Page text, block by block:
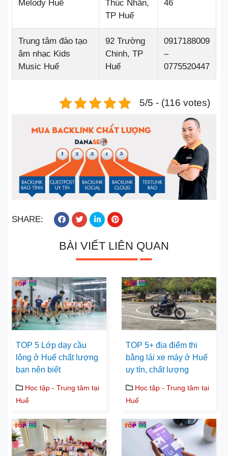
Melody Huế
Thúc Nhẫn,
TP Huế
46
Trung tâm đào tạo
âm nhạc Kids
Music Huế
92 Trường
Chinh, TP
Huế
0917188009
–
0775520447
5/5 - (116 votes)
SHARE:
BÀI VIẾT LIÊN QUAN
TOP 5 Lớp dạy cầu
lông ở Huế chất lượng
bạn nên biết
Học tập - Trung tâm tại
Huế
TOP 5+ địa điểm thi
bằng lái xe máy ở Huế
uy tín, chất lượng
Học tập - Trung tâm tại
Huế